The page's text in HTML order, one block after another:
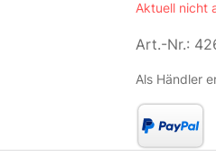
Aktuell nicht
Art.-Nr.:
Als Händler